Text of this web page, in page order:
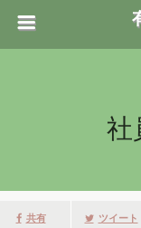
社
共有 ツイート